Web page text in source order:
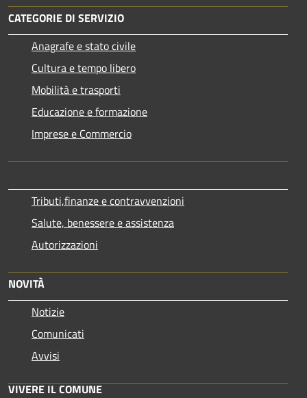
CATEGORIE DI SERVIZIO
Anagrafe e stato civile
Cultura e tempo libero
Mobilità e trasporti
Educazione e formazione
Imprese e Commercio
Tributi,finanze e contravvenzioni
Salute, benessere e assistenza
Autorizzazioni
NOVITÀ
Notizie
Comunicati
Avvisi
VIVERE IL COMUNE